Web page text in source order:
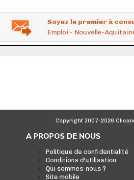
Soyez le premier à
Emploi - Nouvelle-
Copyright 2007-2026
A PROPOS DE NOUS
Politique de confidentialité
Conditions d'utilisation
Qui sommes-nous ?
Site mobile